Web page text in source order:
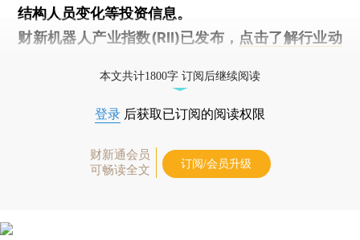
结构人员变化等投资信息。
财新机器人产业指数(RII)已发布， 点击了解行业动
本文共计1800字 订阅后继续阅读
登录 后获取已订阅的阅读权限
财新通会员
可畅读全文
订阅/会员升级